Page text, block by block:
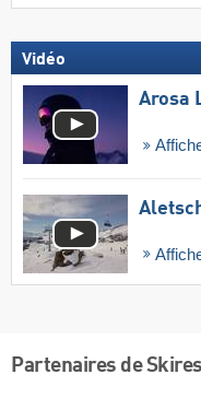
Vidéo
Arosa
Partenaires de